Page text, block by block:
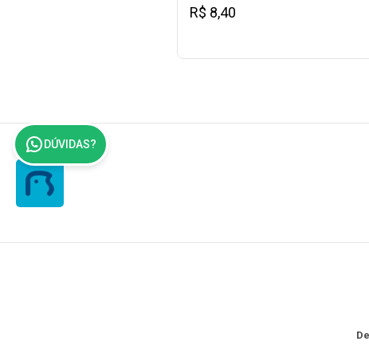
R$ 8,40
DÚVIDAS?